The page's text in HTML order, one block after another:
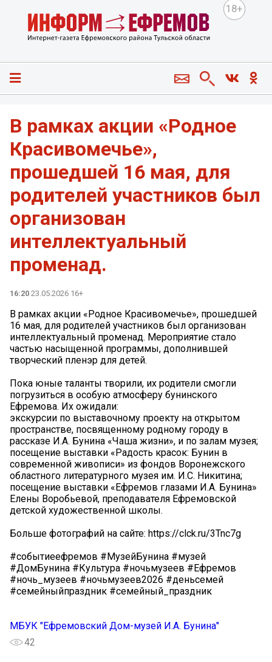
18+
В рамках акции «Родное
Красивомечье»,
прошедшей 16 мая, для
родителей участников был
организован
интеллектуальный
променад.
16:20 23.05.2026 16+
В рамках акции «Родное Красивомечье», прошедшей
16 мая, для родителей участников был организован
интеллектуальный променад. Мероприятие стало
частью насыщенной программы, дополнившей
творческий пленэр для детей.
Пока юные таланты творили, их родители смогли
погрузиться в особую атмосферу бунинского
Ефремова. Их ожидали:
экскурсии по выставочному проекту на открытом
пространстве, посвященному родному городу в
рассказе И.А. Бунина «Чаша жизни», и по залам музея;
посещение выставки «Радость красок: Бунин в
современной живописи» из фондов Воронежского
областного литературного музея им. И.С. Никитина;
посещение выставки «Ефремов глазами И.А. Бунина»
Елены Воробьевой, преподавателя Ефремовской
детской художественной школы.
Больше фотографий на сайте: https://clck.ru/3Tnc7g
#событиеефремов #МузейБунина #музей
#ДомБунина #Культура #ночьмузеев #Ефремов
#ночь_музеев #ночьмузеев2026 #деньсемей
#семейныйпраздник #семейный_праздник
МБУК "Ефремовский Дом-музей И.А. Бунина"
42